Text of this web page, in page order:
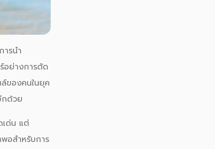
ารนำ
อย่างการตัด
ของคนในยุค
กด้วย
เด่น แต่
อสำหรับการ